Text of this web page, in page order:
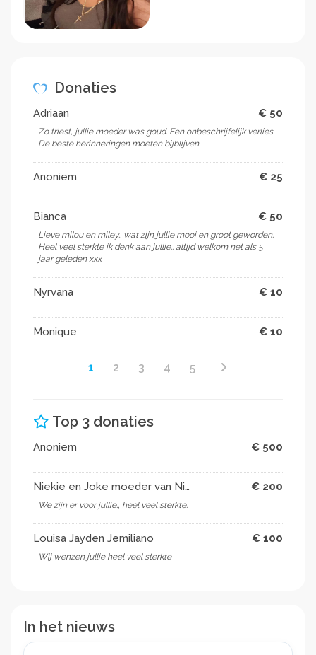
Donaties
Adriaan € 50
Zo triest, jullie moeder was goud. Een onbeschrijfelijk verlies.
De beste herinneringen moeten bijblijven. ️
Anoniem € 25
Bianca € 50
Lieve milou en miley.. wat zijn jullie mooi en groot geworden.
Heel veel sterkte ik denk aan jullie.. altijd welkom net als 5
jaar geleden xxx
Nyrvana € 10
Monique € 10
1 2 3 4 5
Top 3 donaties
Anoniem € 500
Niekie en Joke moeder van Niekie € 200
We zijn er voor jullie., heel veel sterkte.
Louisa Jayden Jemiliano € 100
Wij wenzen jullie heel veel sterkte
In het nieuws